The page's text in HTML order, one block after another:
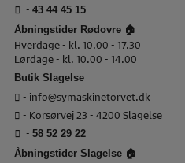
- 43 44 45 15
Åbningstider Rødovre 🏠
Hverdage - kl. 10.00 - 17.30
Lørdage - kl. 10.00 - 14.00
Butik Slagelse
- info@symaskinetorvet.dk
- Korsørvej 23 - 4200 Slagelse
- 58 52 29 22
Åbningstider Slagelse 🏠